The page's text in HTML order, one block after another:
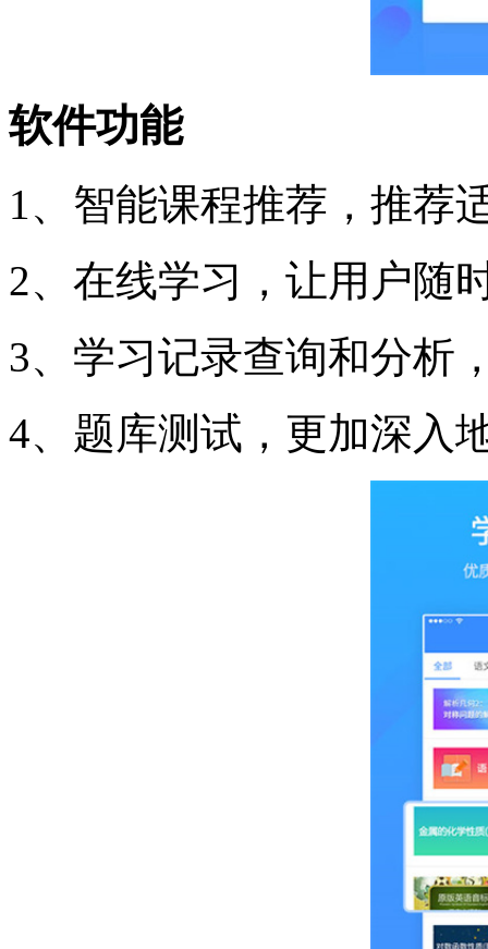
软件功能
1、智能课程推荐，推荐
2、在线学习，让用户随
3、学习记录查询和分析
4、题库测试，更加深入